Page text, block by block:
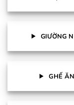
GIƯỜNG
GHẾ ĂN